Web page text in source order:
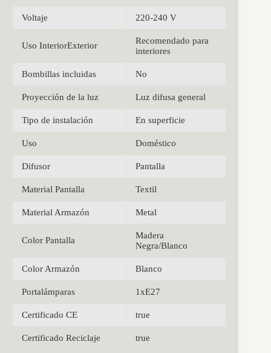
Voltaje 220-240 V
Uso InteriorExterior
Recomendado para
interiores
Bombillas incluidas No
Proyección de la luz Luz difusa general
Tipo de instalación En superficie
Uso Doméstico
Difusor Pantalla
Material Pantalla Textil
Material Armazón Metal
Color Pantalla
Madera
Negra/Blanco
Color Armazón Blanco
Portalámparas 1xE27
Certificado CE true
Certificado Reciclaje true